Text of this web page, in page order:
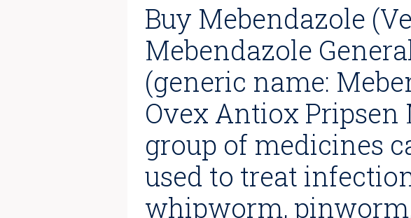
Buy Mebendazole
Mebendazole
(generic name:
Ovex Antiox Pripsen
group of medicines
used to treat
whipworm,